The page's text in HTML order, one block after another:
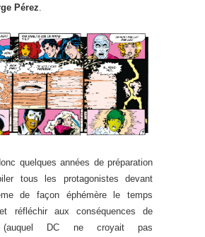
Pérez
quelques années de préparation
tous les protagonistes devant
de façon éphémère le temps
réfléchir aux conséquences de
(auquel DC ne croyait pas